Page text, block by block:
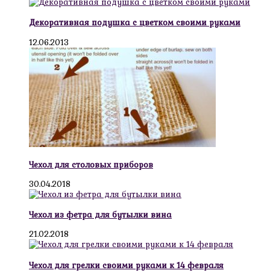
Декоративная подушка с цветком своими руками
12.06.2013
Чехол для столовых приборов
30.04.2018
Чехол из фетра для бутылки вина
21.02.2018
Чехол для грелки своими руками к 14 февраля